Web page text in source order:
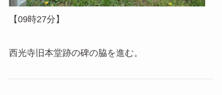
【09時27分】
西光寺旧本堂跡の碑の脇を進む。